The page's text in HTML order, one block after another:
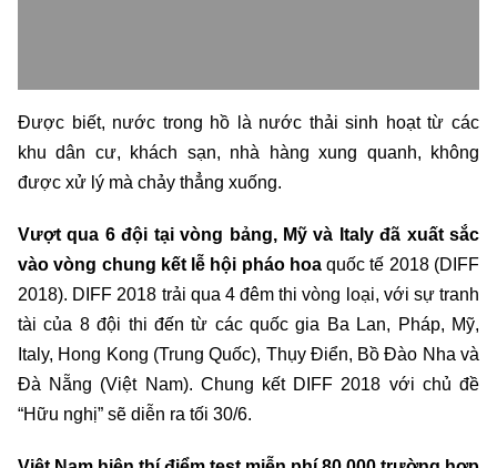
Được biết, nước trong hồ là nước thải sinh hoạt từ các
khu dân cư, khách sạn, nhà hàng xung quanh, không
được xử lý mà chảy thẳng xuống.
Vượt qua 6 đội tại vòng bảng, Mỹ và Italy đã xuất sắc
vào vòng chung kết lễ hội pháo hoaquốc tế 2018 (DIFF
2018). DIFF 2018 trải qua 4 đêm thi vòng loại, với sự tranh
tài của 8 đội thi đến từ các quốc gia Ba Lan, Pháp, Mỹ,
Italy, Hong Kong (Trung Quốc), Thụy Điển, Bồ Đào Nha và
Đà Nẵng (Việt Nam). Chung kết DIFF 2018 với chủ đề
“Hữu nghị” sẽ diễn ra tối 30/6.